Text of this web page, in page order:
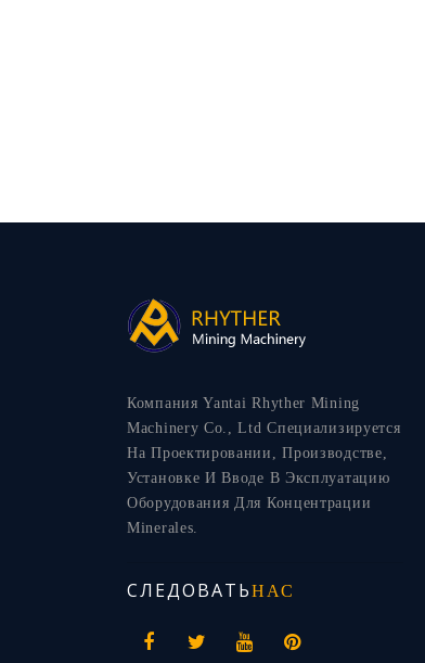
Компания Yantai Rhyther Mining
Machinery Co., Ltd Специализируется
На Проектировании, Производстве,
Установке И Вводе В Эксплуатацию
Оборудования Для Концентрации
Minerales.
СЛЕДОВАТЬНАС